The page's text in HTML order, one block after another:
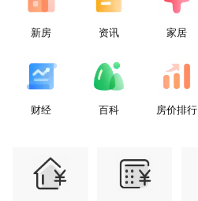
新房 资讯 家居
财经 百科 房价排行